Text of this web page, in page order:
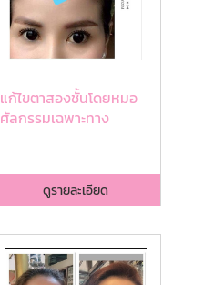
แก้ไขตาสองชั้นโดยหมอ
ศัลกรรมเฉพาะทาง
ดูรายละเอียด